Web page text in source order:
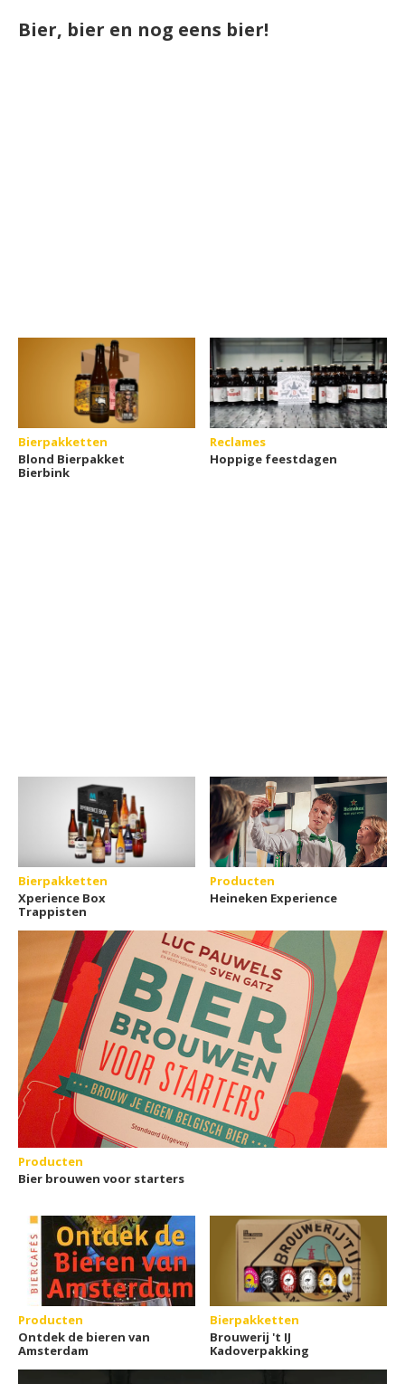
Bier, bier en nog eens bier!
Bierpakketten
Blond Bierpakket
Bierbink
Reclames
Hoppige feestdagen
Bierpakketten
Xperience Box
Trappisten
Producten
Heineken Experience
Producten
Bier brouwen voor starters
Producten
Ontdek de bieren van
Amsterdam
Bierpakketten
Brouwerij 't IJ
Kadoverpakking